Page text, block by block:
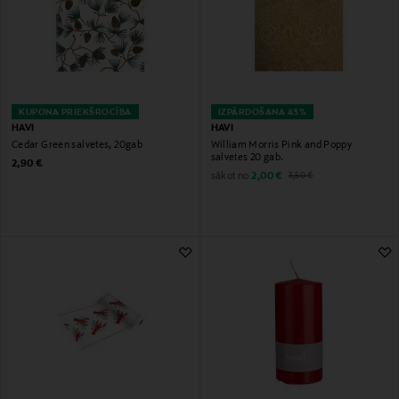
KUPONA PRIEKŠROCĪBA
HAVI
Cedar Green salvetes, 20gab
Original Price
2,90 €
IZPĀRDOŠANA 43%
HAVI
William Morris Pink and Poppy
salvetes 20 gab.
sākot no Discounted Price
2,00 € Original Price
3,50 €